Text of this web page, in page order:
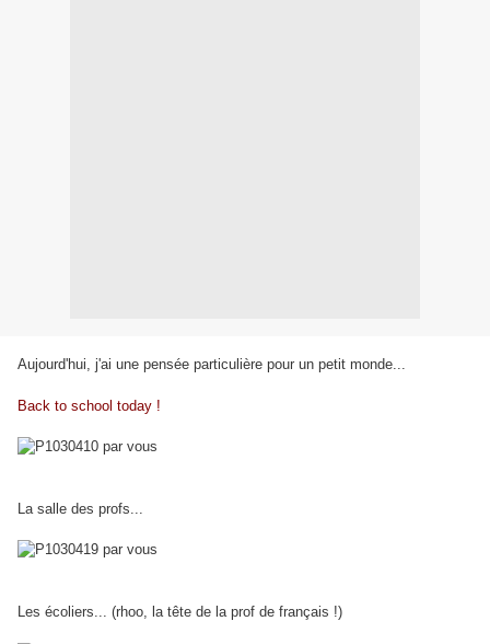
Aujourd'hui, j'ai une pensée particulière pour un petit monde...
Back to school today !
La salle des profs...
Les écoliers... (rhoo, la tête de la prof de français !)